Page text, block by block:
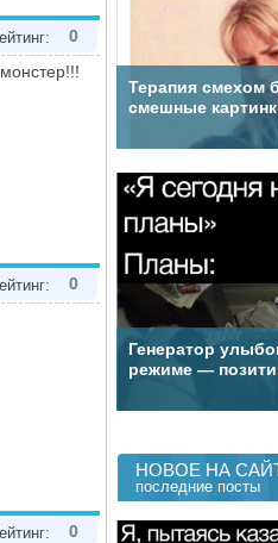
0
0
0
Терапия смехом
смешные
Генератор
режиме —
НОВОЕ НА
последние посты